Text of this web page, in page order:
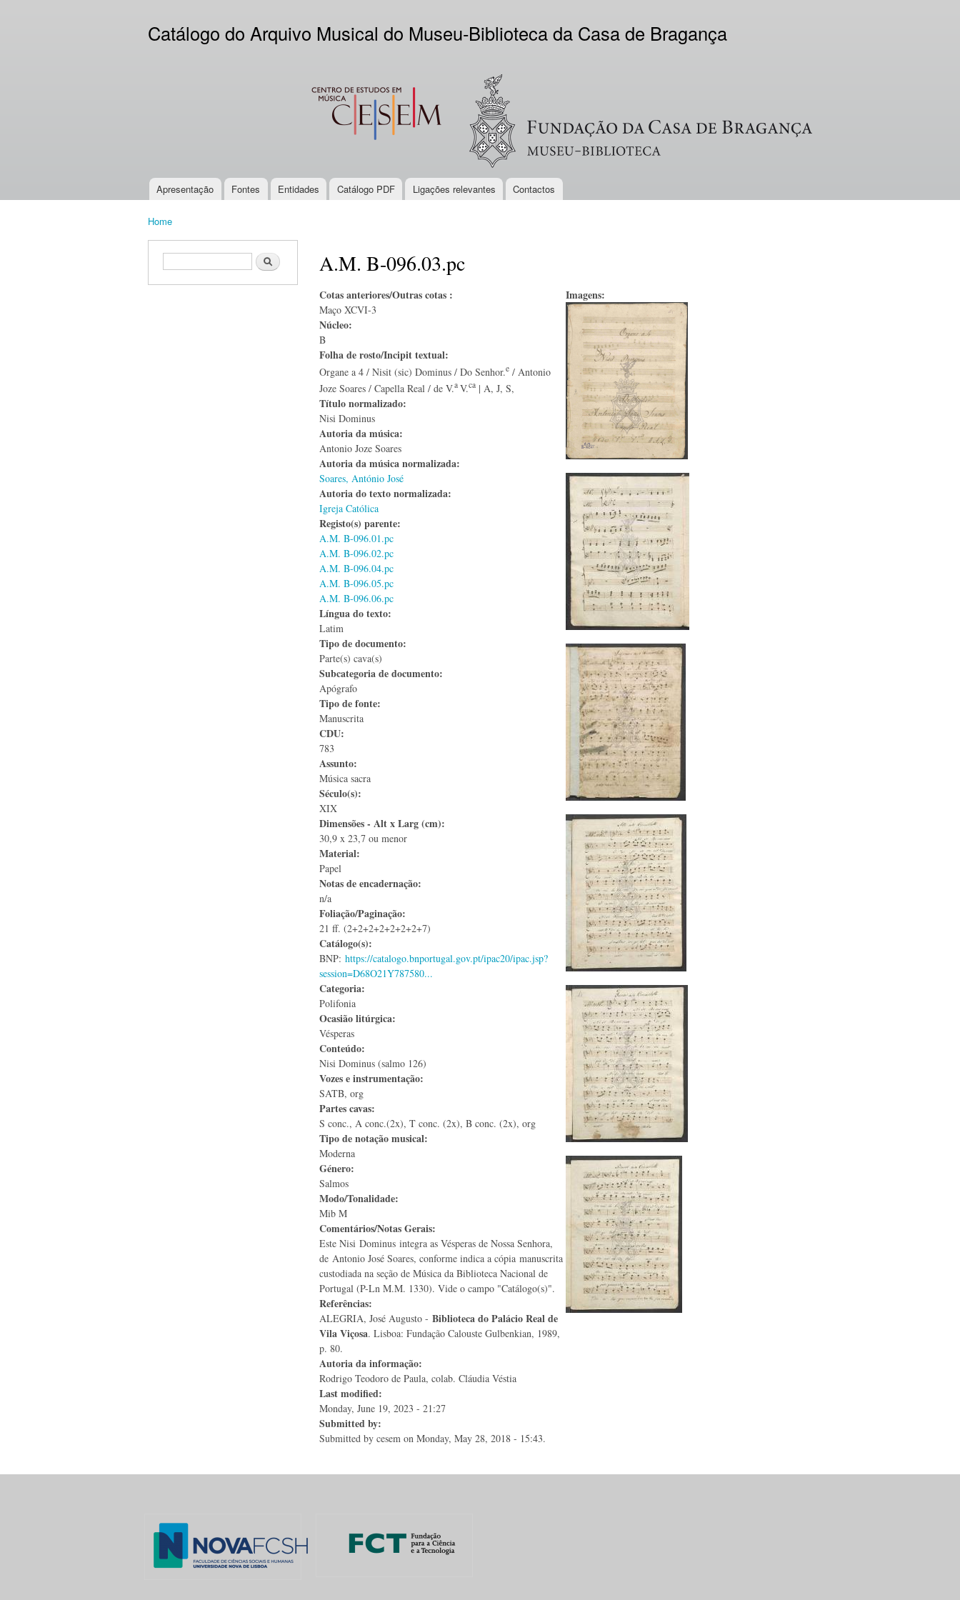
content
Catálogo do Arquivo Musical do Museu-Biblioteca da Casa de Bragança
CESEM Logo VV
Main menu
Apresentação Fontes Entidades Catálogo PDF Ligações relevantes Contactos
Home
Search form Search A.M. B-096.03.pc
Cotas anteriores/Outras cotas :
Maço XCVI-3
Núcleo:
B
Folha de rosto/Incipit textual:
Organe a 4 / Nisit (sic) Dominus / Do Senhor.e / Antonio
Joze Soares / Capella Real / de V.a V.ca | A, J, S,
Título normalizado:
Nisi Dominus
Autoria da música:
Antonio Joze Soares
Autoria da música normalizada:
Soares, António José
Autoria do texto normalizada:
Igreja Católica
Registo(s) parente:
A.M. B-096.01.pc
A.M. B-096.02.pc
A.M. B-096.04.pc
A.M. B-096.05.pc
A.M. B-096.06.pc
Língua do texto:
Latim
Tipo de documento:
Parte(s) cava(s)
Subcategoria de documento:
Apógrafo
Tipo de fonte:
Manuscrita
CDU:
783
Assunto:
Música sacra
Século(s):
XIX
Dimensões - Alt x Larg (cm):
30,9 x 23,7 ou menor
Material:
Papel
Notas de encadernação:
n/a
Foliação/Paginação:
21 ff. (2+2+2+2+2+2+2+7)
Catálogo(s):
BNP: https://catalogo.bnportugal.gov.pt/ipac20/ipac.jsp?
session=D68O21Y787580...
Categoria:
Polifonia
Ocasião litúrgica:
Vésperas
Conteúdo:
Nisi Dominus (salmo 126)
Vozes e instrumentação:
SATB, org
Partes cavas:
S conc., A conc.(2x), T conc. (2x), B conc. (2x), org
Tipo de notação musical:
Moderna
Género:
Salmos
Modo/Tonalidade:
Mib M
Comentários/Notas Gerais:
Este Nisi Dominus integra as Vésperas de Nossa Senhora,
de Antonio José Soares, conforme indica a cópia manuscrita
custodiada na seção de Música da Biblioteca Nacional de
Portugal (P-Ln M.M. 1330). Vide o campo "Catálogo(s)".
Referências:
ALEGRIA, José Augusto - Biblioteca do Palácio Real de
Vila Viçosa. Lisboa: Fundação Calouste Gulbenkian, 1989,
p. 80.
Autoria da informação:
Rodrigo Teodoro de Paula, colab. Cláudia Véstia
Last modified:
Monday, June 19, 2023 - 21:27
Submitted by:
Submitted by cesem on Monday, May 28, 2018 - 15:43.
Imagens: